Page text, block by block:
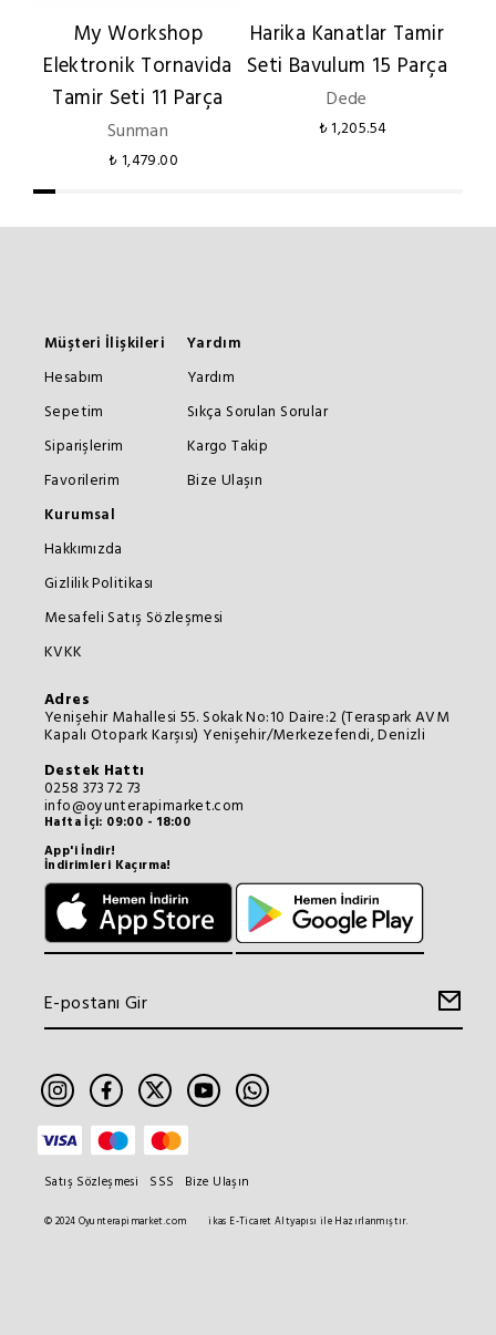
My Workshop
Elektronik Tornavida
Tamir Seti 11 Parça
Sunman
₺ 1,479.00
Harika Kanatlar Tamir
Seti Bavulum 15 Parça
Dede
₺ 1,205.54
Müşteri İlişkileri
Hesabım
Sepetim
Siparişlerim
Favorilerim
Yardım
Yardım
Sıkça Sorulan Sorular
Kargo Takip
Bize Ulaşın
Kurumsal
Hakkımızda
Gizlilik Politikası
Mesafeli Satış Sözleşmesi
KVKK
Adres
Yenişehir Mahallesi 55. Sokak No:10 Daire:2 (Teraspark AVM
Kapalı Otopark Karşısı) Yenişehir/Merkezefendi, Denizli
Destek Hattı
0258 373 72 73
info@oyunterapimarket.com
Hafta İçi: 09:00 - 18:00
App'i İndir!
İndirimleri Kaçırma!
© 2024 Oyunterapimarket.com ikas E-Ticaret Altyapısı ile Hazırlanmıştır.
Satış Sözleşmesi SSS Bize Ulaşın